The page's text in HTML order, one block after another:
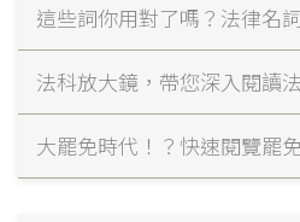
這些詞你用對了嗎？法律名
法科放大鏡，帶您深入閱讀
大罷免時代！？快速閱覽罷